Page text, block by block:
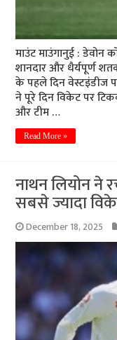
माउंट माउंगानुई : डेवोन
शानदार और धैर्यपूर्ण
के पहले दिन वेस्टइंडीज
ने पूरे दिन विकेट पर
और टीम …
Read More »
नाथन लियोन ने
सबसे ज्यादा
December 18, 2025